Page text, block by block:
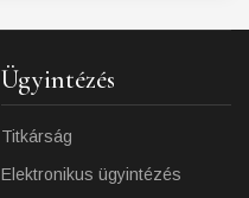
Ügyintézés
Titkárság
Elektronikus ügyintézés